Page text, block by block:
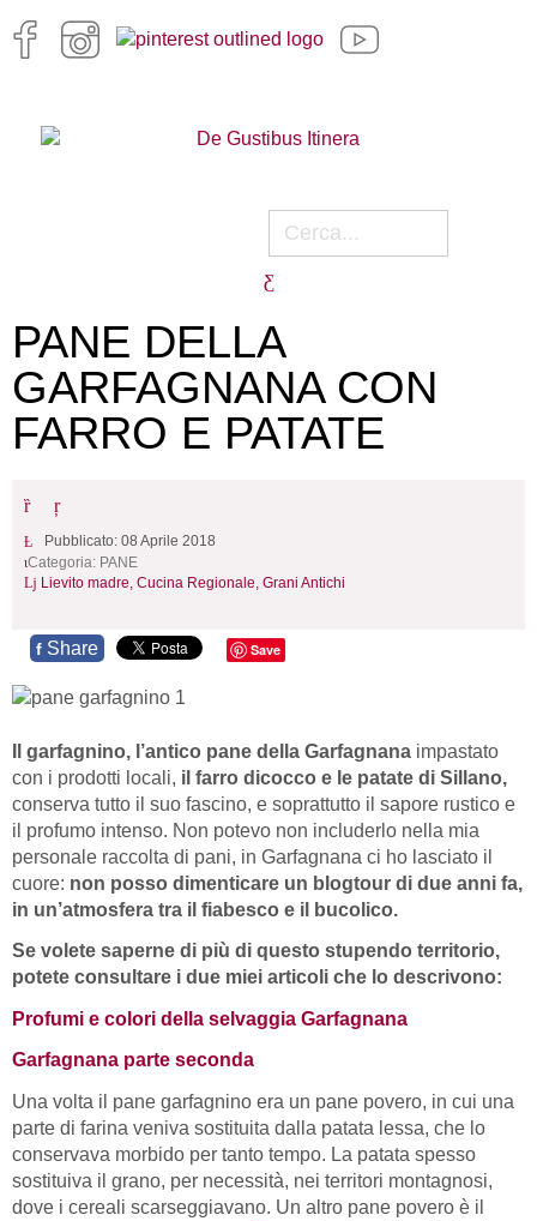
PANE DELLA
GARFAGNANA CON
FARRO E PATATE
Pubblicato: 08 Aprile 2018
Categoria: PANE
Lievito madre, Cucina Regionale, Grani Antichi
f Share Save
Il garfagnino, l’antico pane della Garfagnana impastato
con i prodotti locali, il farro dicocco e le patate di Sillano,
conserva tutto il suo fascino, e soprattutto il sapore rustico e
il profumo intenso. Non potevo non includerlo nella mia
personale raccolta di pani, in Garfagnana ci ho lasciato il
cuore: non posso dimenticare un blogtour di due anni fa,
in un’atmosfera tra il fiabesco e il bucolico.
Se volete saperne di più di questo stupendo territorio,
potete consultare i due miei articoli che lo descrivono:
Profumi e colori della selvaggia Garfagnana
Garfagnana parte seconda
Una volta il pane garfagnino era un pane povero, in cui una
parte di farina veniva sostituita dalla patata lessa, che lo
conservava morbido per tanto tempo. La patata spesso
sostituiva il grano, per necessità, nei territori montagnosi,
dove i cereali scarseggiavano. Un altro pane povero è il